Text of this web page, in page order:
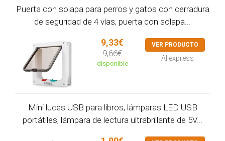
Puerta con solapa para perros y gatos con cerradura
de seguridad de 4 vías, puerta con solapa...
9,33€
9,66€
disponible
VER PRODUCTO
Aliexpress
Mini luces USB para libros, lámparas LED USB
portátiles, lámpara de lectura ultrabrillante de 5V...